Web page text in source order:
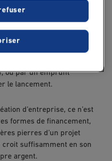
limites. Le budget
ce qui peut freiner le
il est souvent
par des aides financières
ou par un emprunt
le lancement.
d’entreprise, ce n’est
formes de financement,
pierres d’un projet
croit suffisamment en son
argent.